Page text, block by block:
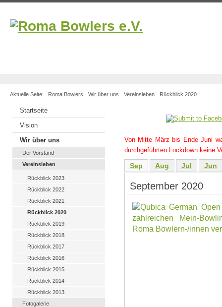
Aktuelle Seite: Roma Bowlers Wir über uns Vereinsleben Rückblick 2020
Startseite
Vision
Wir über uns
Der Vorstand
Vereinsleben
Rückblick 2023
Rückblick 2022
Rückblick 2021
Rückblick 2020
Rückblick 2019
Rückblick 2018
Rückblick 2017
Rückblick 2016
Rückblick 2015
Rückblick 2014
Rückblick 2013
Fotogalerie
Von Mitte März bis Ende Juni
durchgeführten Lockdown keine
Sep Aug Jul Jun
September 2020